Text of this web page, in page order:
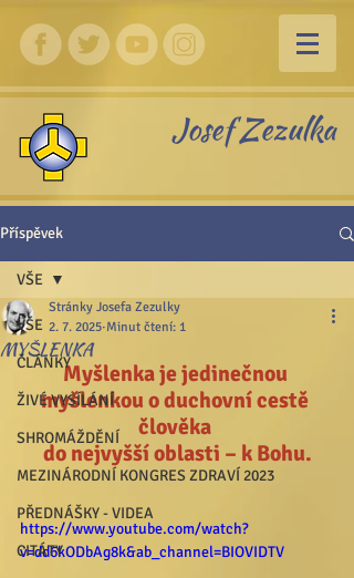
Josef Zezulka
Příspěvek
VŠE
ČLÁNKY
ŽIVÉ VYSÍLÁNÍ
SHROMÁŽDĚNÍ
MEZINÁRODNÍ KONGRES ZDRAVÍ 2023
PŘEDNÁŠKY - VIDEA
CITÁTY
VŠE
MYŠLENKA
Stránky Josefa Zezulky
2. 7. 2025 Minut čtení: 1
Myšlenka je jedinečnou
myšlenkou o duchovní cestě
člověka
do nejvyšší oblasti – k Bohu.
https://www.youtube.com/watch?
v=dd6kODbAg8k&ab_channel=BIOVIDTV